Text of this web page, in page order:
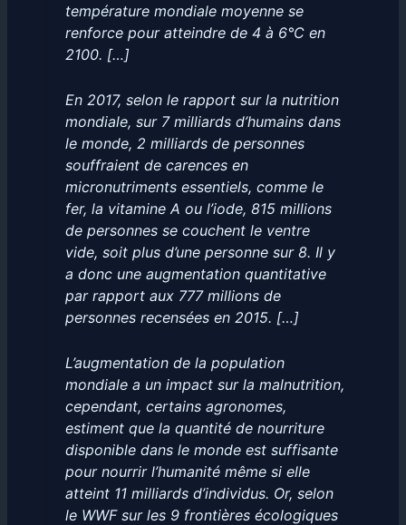
température mondiale moyenne se
renforce pour atteindre de 4 à 6°C en
2100. […]
En 2017, selon le rapport sur la nutrition
mondiale, sur 7 milliards d’humains dans
le monde, 2 milliards de personnes
souffraient de carences en
micronutriments essentiels, comme le
fer, la vitamine A ou l’iode, 815 millions
de personnes se couchent le ventre
vide, soit plus d’une personne sur 8. Il y
a donc une augmentation quantitative
par rapport aux 777 millions de
personnes recensées en 2015. […]
L’augmentation de la population
mondiale a un impact sur la malnutrition,
cependant, certains agronomes,
estiment que la quantité de nourriture
disponible dans le monde est suffisante
pour nourrir l’humanité même si elle
atteint 11 milliards d’individus. Or, selon
le WWF sur les 9 frontières écologiques